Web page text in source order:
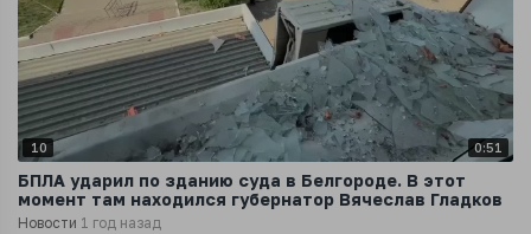
10 0:51
БПЛА ударил по зданию суда в Белгороде. В этот
момент там находился губернатор Вячеслав Гладков
Новости 1 год назад